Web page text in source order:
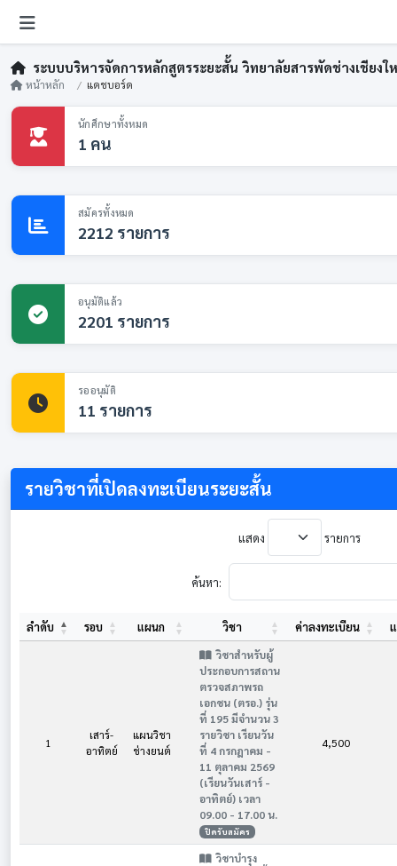
ระบบบริหารจัดการหลักสูตรระยะสั้น วิทยาลัยสารพัดช่างเชียงใ
หน้าหลัก แดชบอร์ด
นักศึกษาทั้งหมด
1 คน
สมัครทั้งหมด
2212 รายการ
อนุมัติแล้ว
2201 รายการ
รออนุมัติ
11 รายการ
รายวิชาที่เปิดลงทะเบียนระยะสั้น
แสดง รายการ
ค้นหา:
ลำดับ รอบ แผนก วิชา ค่าลงทะเบียน
1
เสาร์-
อาทิตย์
แผนวิชา
ช่างยนต์
วิชาสำหรับผู้
ประกอบการสถาน
ตรวจสภาพรถ
เอกชน (ตรอ.) รุ่น
ที่ 195 มีจำนวน 3
รายวิชา เรียนวัน
ที่ 4 กรกฎาคม -
11 ตุลาคม 2569
(เรียนวันเสาร์ -
อาทิตย์) เวลา
09.00 - 17.00 น.
ปิดรับสมัคร
4,500
วิชาบำรุง